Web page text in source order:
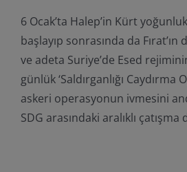
6 Ocak’ta Halep’in Kürt
başlayıp sonrasında da
ve adeta Suriye’de Esed
günlük ‘Saldırganlığı Caydırma
askeri operasyonun ivmesini
SDG arasındaki aralıklı